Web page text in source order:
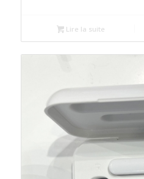
Lire la suite